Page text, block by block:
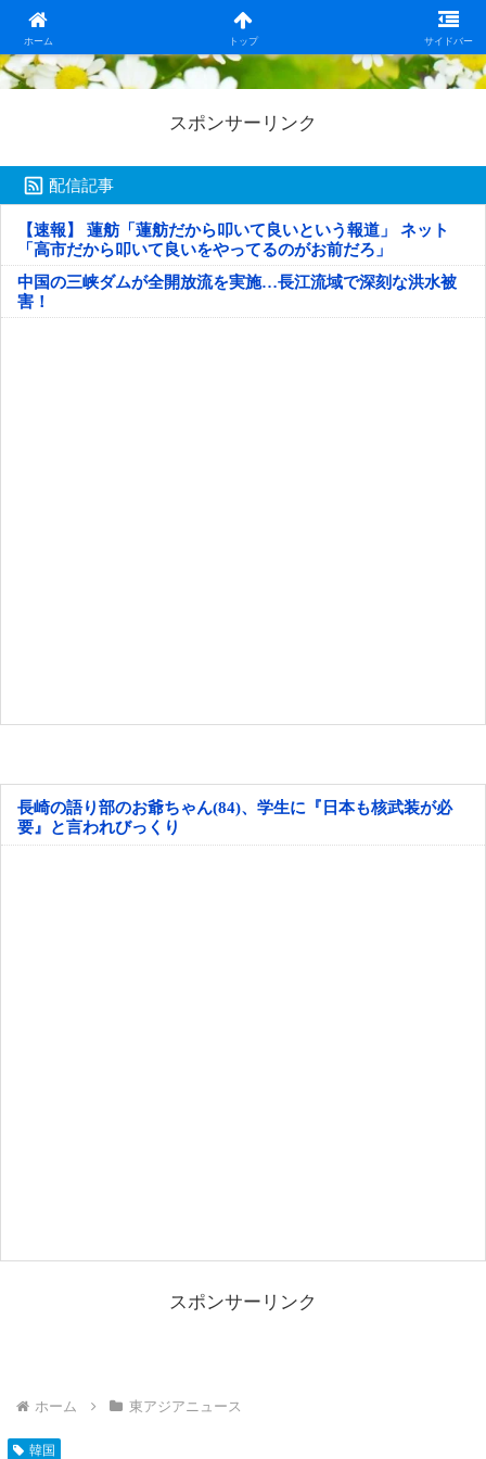
ホーム トップ サイドバー
日本第一！ニュース録
スポンサーリンク
配信記事
【速報】 蓮舫「蓮舫だから叩いて良いという報道」 ネット
「高市だから叩いて良いをやってるのがお前だろ」
中国の三峡ダムが全開放流を実施…長江流域で深刻な洪水被
害！
長崎の語り部のお爺ちゃん(84)、学生に『日本も核武装が必
要』と言われびっくり
スポンサーリンク
ホーム 東アジアニュース
韓国